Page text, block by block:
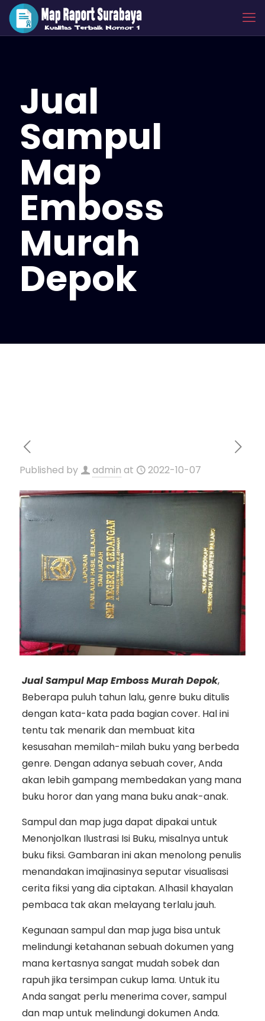
Jual
Sampul
Map
Emboss
Murah
Depok
Published by admin at 2022-10-07
Jual Sampul Map Emboss Murah Depok,
Beberapa puluh tahun lalu, genre buku ditulis
dengan kata-kata pada bagian cover. Hal ini
tentu tak menarik dan membuat kita
kesusahan memilah-milah buku yang berbeda
genre. Dengan adanya sebuah cover, Anda
akan lebih gampang membedakan yang mana
buku horor dan yang mana buku anak-anak.
Sampul dan map juga dapat dipakai untuk
Menonjolkan Ilustrasi Isi Buku, misalnya untuk
buku fiksi. Gambaran ini akan menolong penulis
menandakan imajinasinya seputar visualisasi
cerita fiksi yang dia ciptakan. Alhasil khayalan
pembaca tak akan melayang terlalu jauh.
Kegunaan sampul dan map juga bisa untuk
melindungi ketahanan sebuah dokumen yang
mana kertasnya sangat mudah sobek dan
rapuh jika tersimpan cukup lama. Untuk itu
Anda sangat perlu menerima cover, sampul
dan map untuk melindungi dokumen Anda.